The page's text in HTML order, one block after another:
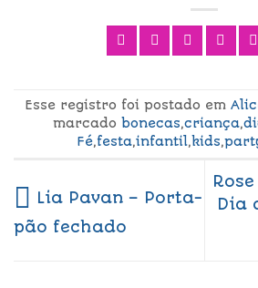
Esse registro foi postado em
marcado bonecas,criança,
Fé,festa,infantil,kids,
Lia Pavan – Porta-
pão fechado
Dia